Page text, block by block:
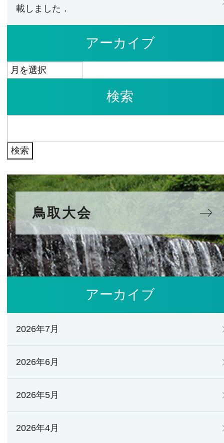
載しました．
アーカイブ
ア
検索
鳥取大会
アーカイブ
2026年7月
2026年6月
2026年5月
2026年4月